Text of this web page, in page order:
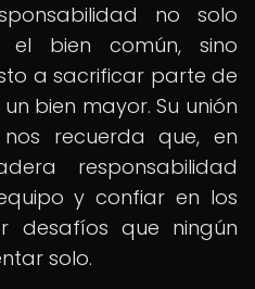
no solo
bien común, sino
a sacrificar parte de
bien mayor. Su unión
recuerda que, en
responsabilidad
y confiar en los
desafíos que ningún
solo.